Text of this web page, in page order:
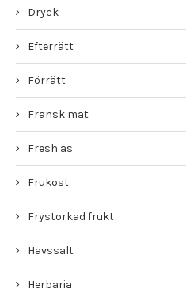
Dryck
Efterrätt
Förrätt
Fransk mat
Fresh as
Frukost
Frystorkad frukt
Havssalt
Herbaria